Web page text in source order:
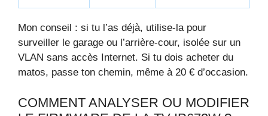
Mon conseil : si tu l’as déjà, utilise-la pour
surveiller le garage ou l’arrière-cour, isolée sur un
VLAN sans accès Internet. Si tu dois acheter du
matos, passe ton chemin, même à 20 € d’occasion.
COMMENT ANALYSER OU MODIFIER